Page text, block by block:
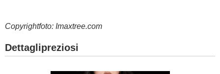
Copyrightfoto: Imaxtree.com
Dettaglipreziosi